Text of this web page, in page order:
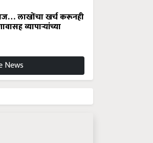
लाखोंचा खर्च करूनही
व्यापाऱ्यांच्या
News